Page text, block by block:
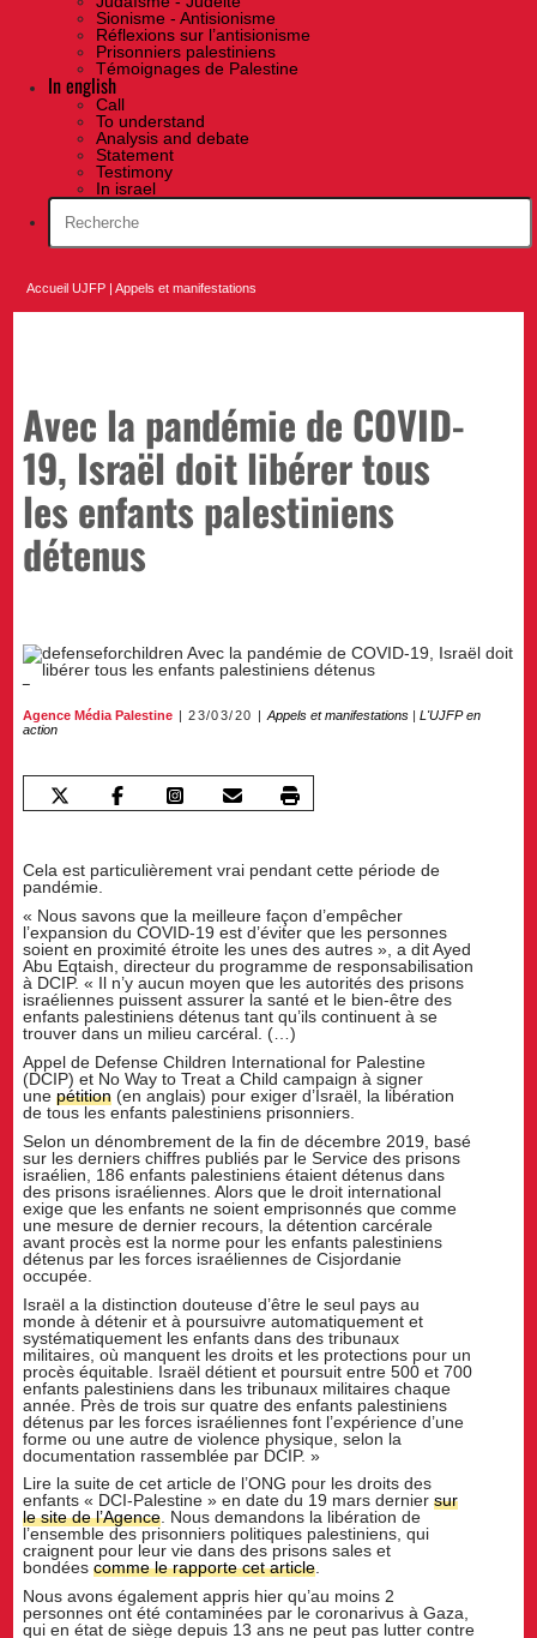
Sionisme - Antisionisme
Réflexions sur l’antisionisme
Prisonniers palestiniens
Témoignages de Palestine
In english
Call
To understand
Analysis and debate
Statement
Testimony
In israel
Accueil UJFP |Appels et manifestations
Avec la pandémie de COVID-
19, Israël doit libérer tous
les enfants palestiniens
détenus
Agence Média Palestine 23/03/20 Appels et manifestations |L'UJFP en
action
Cela est particulièrement vrai pendant cette période de
pandémie.
« Nous savons que la meilleure façon d’empêcher
l’expansion du COVID-19 est d’éviter que les personnes
soient en proximité étroite les unes des autres », a dit Ayed
Abu Eqtaish, directeur du programme de responsabilisation
à DCIP. « Il n’y aucun moyen que les autorités des prisons
israéliennes puissent assurer la santé et le bien-être des
enfants palestiniens détenus tant qu’ils continuent à se
trouver dans un milieu carcéral. (…)
Appel de Defense Children International for Palestine
(DCIP) et No Way to Treat a Child campaign à signer
unepétition (en anglais) pour exiger d’Israël, la libération
de tous les enfants palestiniens prisonniers.
Selon un dénombrement de la fin de décembre 2019, basé
sur les derniers chiffres publiés par le Service des prisons
israélien, 186 enfants palestiniens étaient détenus dans
des prisons israéliennes. Alors que le droit international
exige que les enfants ne soient emprisonnés que comme
une mesure de dernier recours, la détention carcérale
avant procès est la norme pour les enfants palestiniens
détenus par les forces israéliennes de Cisjordanie
occupée.
Israël a la distinction douteuse d’être le seul pays au
monde à détenir et à poursuivre automatiquement et
systématiquement les enfants dans des tribunaux
militaires, où manquent les droits et les protections pour un
procès équitable. Israël détient et poursuit entre 500 et 700
enfants palestiniens dans les tribunaux militaires chaque
année. Près de trois sur quatre des enfants palestiniens
détenus par les forces israéliennes font l’expérience d’une
forme ou une autre de violence physique, selon la
documentation rassemblée par DCIP. »
Lire la suite de cet article de l’ONG pour les droits des
enfants « DCI-Palestine » en date du 19 mars derniersur
le site de l’Agence. Nous demandons la libération de
l’ensemble des prisonniers politiques palestiniens, qui
craignent pour leur vie dans des prisons sales et
bondéescomme le rapporte cet article.
Nous avons également appris hier qu’au moins 2
personnes ont été contaminées par le coronarivus à Gaza,
qui en état de siège depuis 13 ans ne peut pas lutter contre